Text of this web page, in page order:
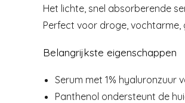
Het lichte, snel absorberende
Perfect voor droge,
Belangrijkste eigenschappen
Serum met 1% hyaluronzuur
Panthenol ondersteunt de